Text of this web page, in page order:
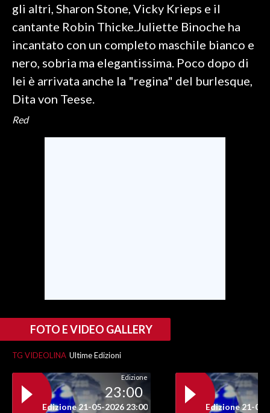
SPETTACOLI
GOSSIP
SALUTE
SARDEGNA TURISMO
ANNUNCI
NECROLOGI
PUBBLICITÀ
SPIAGGE
STORE
gli altri, Sharon Stone, Vicky Krieps e il
cantante Robin Thicke.Juliette Binoche ha
incantato con un completo maschile bianco e
nero, sobria ma elegantissima. Poco dopo di
lei è arrivata anche la "regina" del burlesque,
Dita von Teese.
Red
FOTO E VIDEO GALLERY
TG VIDEOLINA Ultime Edizioni
Edizione
23:00
Edizione 21-05-2026 23:00 Edizione 21-05-